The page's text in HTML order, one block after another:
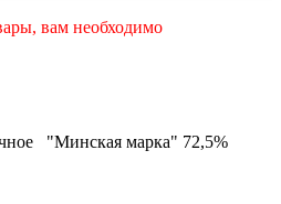
вам необходимо
"Минская марка" 72,5%